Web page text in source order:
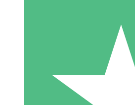
Individuelle
Zahlen Sie nach Bedarf mit
monatliche Verpflichtung